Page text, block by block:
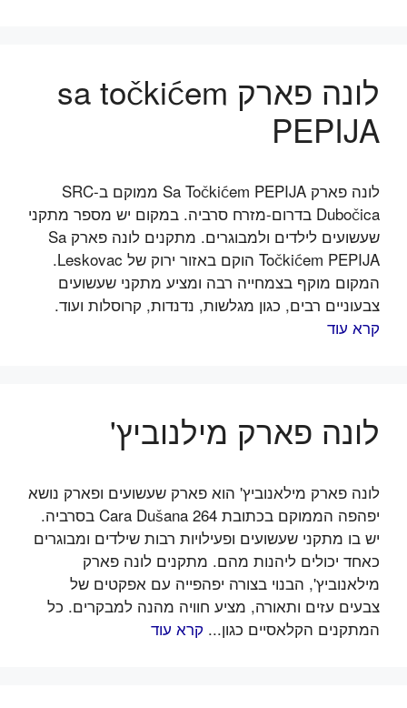
לונה פארק sa točkićem
PEPIJA
לונה פארק Sa Točkićem PEPIJA ממוקם ב-SRC
Dubočica בדרום-מזרח סרביה. במקום יש מספר מתקני
שעשועים לילדים ולמבוגרים. מתקנים לונה פארק Sa
Točkićem PEPIJA הוקם באזור ירוק של Leskovac.
המקום מוקף בצמחייה רבה ומציע מתקני שעשועים
צבעוניים רבים, כגון מגלשות, נדנדות, קרוסלות ועוד.
קרא עוד
לונה פארק מילנוביץ'
לונה פארק מילאנוביץ' הוא פארק שעשועים ופארק נושא
יפהפה הממוקם בכתובת Cara Dušana 264 בסרביה.
יש בו מתקני שעשועים ופעילויות רבות שילדים ומבוגרים
כאחד יכולים ליהנות מהם. מתקנים לונה פארק
מילאנוביץ', הבנוי בצורה יפהפייה עם אפקטים של
צבעים עזים ותאורה, מציע חוויה מהנה למבקרים. כל
המתקנים הקלאסיים כגון... קרא עוד